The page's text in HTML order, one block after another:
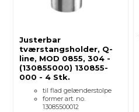
Justerbar
tværstangsholder, Q-
line, MOD 0855, 304 -
(130855000) 130855-
000 - 4 Stk.
til flad gelænderstolpe
former art. no.
13085500012